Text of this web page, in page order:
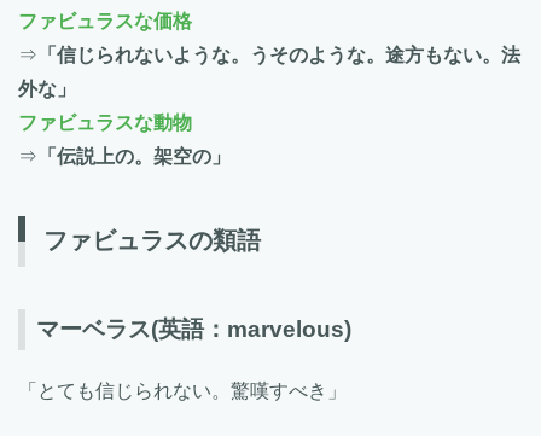
ファビュラスな価格
⇒ 「信じられないような。うそのような。途方もない。法
外な」
ファビュラスな動物
⇒ 「伝説上の。架空の」
ファビュラスの類語
マーベラス(英語：marvelous)
「とても信じられない。驚嘆すべき」